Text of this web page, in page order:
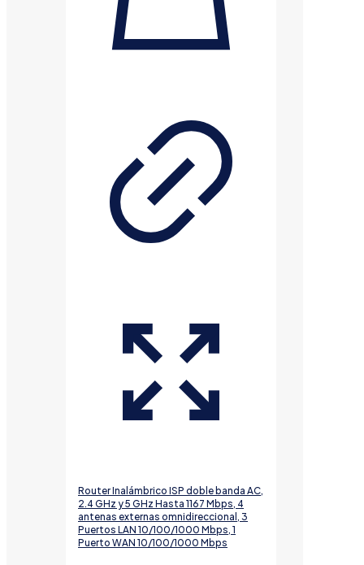
Router Inalámbrico ISP doble banda AC,
2.4 GHz y 5 GHz Hasta 1167 Mbps, 4
antenas externas omnidireccional, 3
Puertos LAN 10/100/1000 Mbps, 1
Puerto WAN 10/100/1000 Mbps